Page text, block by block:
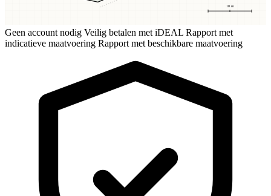
10 m
Geen account nodig Veilig betalen met iDEAL Rapport met
indicatieve maatvoering Rapport met beschikbare maatvoering